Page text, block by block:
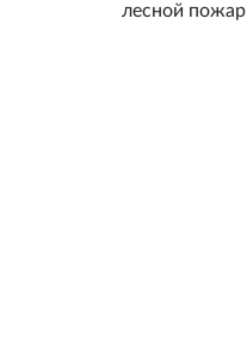
лесной пожар